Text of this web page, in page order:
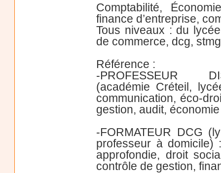
Comptabilité,
finance d’entreprise,
Tous niveaux : du
de commerce, dcg,
Référence :
-PROFESSEUR
(académie Créteil,
communication, éco-
gestion, audit,
-FORMATEUR DCG
professeur à domicile)
approfondie, droit
contrôle de gestion,